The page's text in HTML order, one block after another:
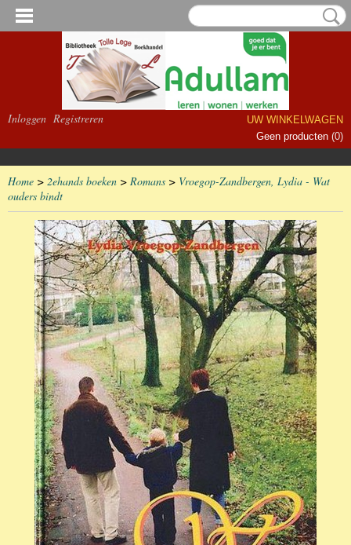
Inloggen Registreren
UW WINKELWAGEN
Geen producten (0)
Home > 2ehands boeken > Romans > Vroegop-Zandbergen, Lydia - Wat
ouders bindt